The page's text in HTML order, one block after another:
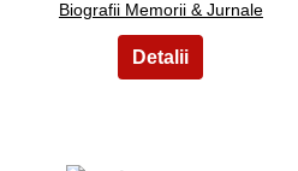
Biografii Memorii & Jurnale